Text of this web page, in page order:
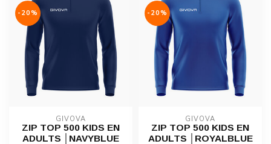
-20%
GIVOVA
ZIP TOP 500 KIDS EN
ADULTS │NAVYBLUE
-20%
GIVOVA
ZIP TOP 500 KIDS EN
ADULTS │ROYALBLUE